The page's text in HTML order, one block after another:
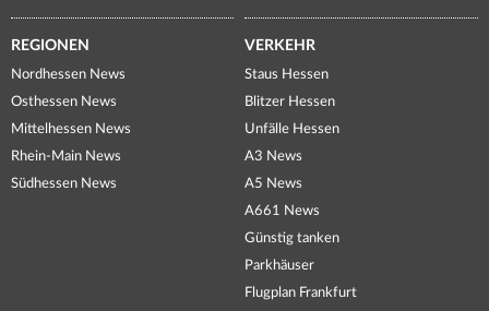
REGIONEN
Nordhessen News
Osthessen News
Mittelhessen News
Rhein-Main News
Südhessen News
VERKEHR
Staus Hessen
Blitzer Hessen
Unfälle Hessen
A3 News
A5 News
A661 News
Günstig tanken
Parkhäuser
Flugplan Frankfurt